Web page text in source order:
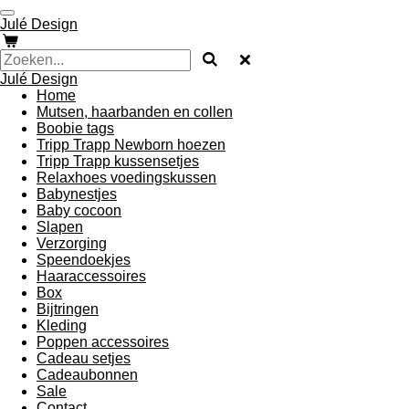
Ga
direct
naar
de
hoofdinhoud
Julé Design
Julé Design
Home
Mutsen, haarbanden en collen
Boobie tags
Tripp Trapp Newborn hoezen
Tripp Trapp kussensetjes
Relaxhoes voedingskussen
Babynestjes
Baby cocoon
Slapen
Verzorging
Speendoekjes
Haaraccessoires
Box
Bijtringen
Kleding
Poppen accessoires
Cadeau setjes
Cadeaubonnen
Sale